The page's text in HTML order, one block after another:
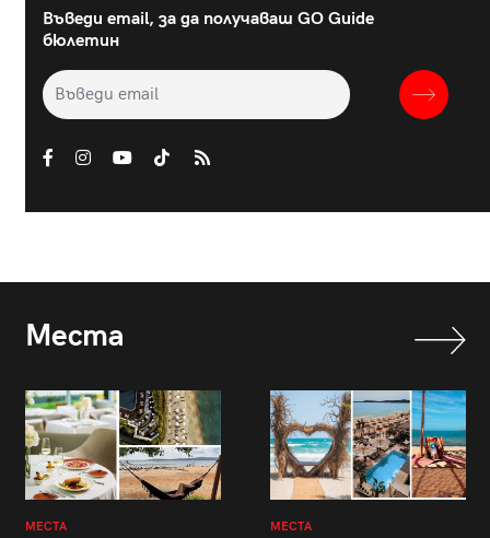
Въведи email, за да получаваш GO Guide
бюлетин
Места
МЕСТА МЕСТА